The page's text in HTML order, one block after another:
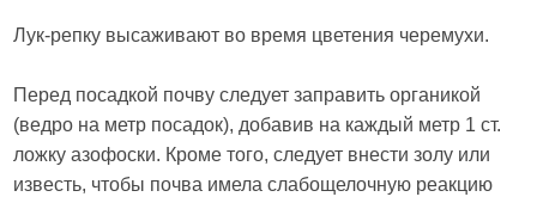
Лук-репку высаживают во время цветения черемухи.
Перед посадкой почву следует заправить органикой
(ведро на метр посадок), добавив на каждый метр 1 ст.
ложку азофоски. Кроме того, следует внести золу или
известь, чтобы почва имела слабощелочную реакцию